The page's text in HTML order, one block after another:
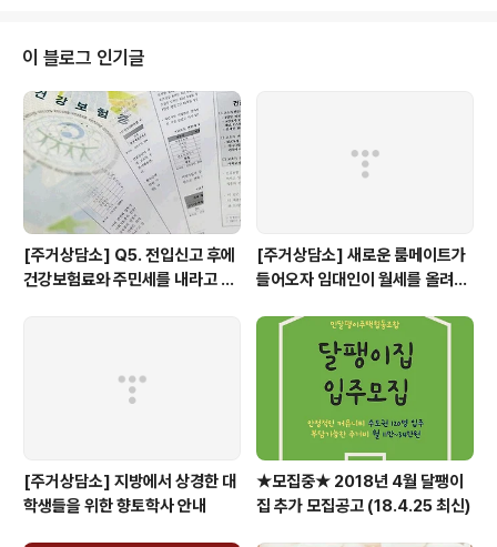
6. 난방비 7. 급탕비. 8. 수선유지비. 하지만 원룸 같은 경우
는 관리비 항목의 표준 가이드 라인이 없기 때문에 중구난
방인 경우가 많아요. 관리비 원가를 알아보기 위해, 죄수범
연구원은 빙의를 하기로 결심 했어요! 아버지가 남가좌동
에 5층 30세대 원룸을 곧 신축해서, 시설 비용 견적을 알
아보는 아들..
이 블로그 인기글
[주거상담소] Q5. 전입신고 후에
건강보험료와 주민세를 내라고 고
[주거상담소] 새로운 룸메이트가
들어오자 임대인이 월세를 올려달
[주거상담소] 지방에서 상경한 대
학생들을 위한 향토학사 안내
★모집중★ 2018년 4월 달팽이
집 추가 모집공고 (18.4.25 최신)